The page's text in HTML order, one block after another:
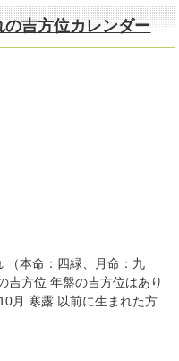
吉方位カレンダー
（本命：四緑、月命：九
吉方位 年盤の吉方位はあり
月 寒露 以前に生まれた方